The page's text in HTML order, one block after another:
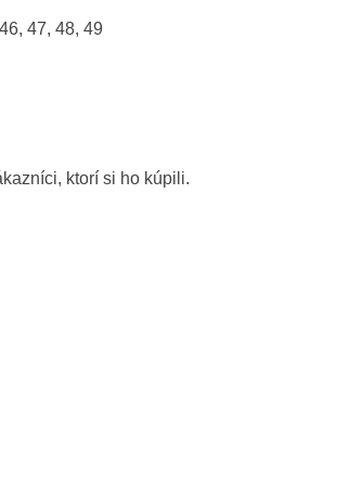
47, 48, 49
ktorí si ho kúpili.